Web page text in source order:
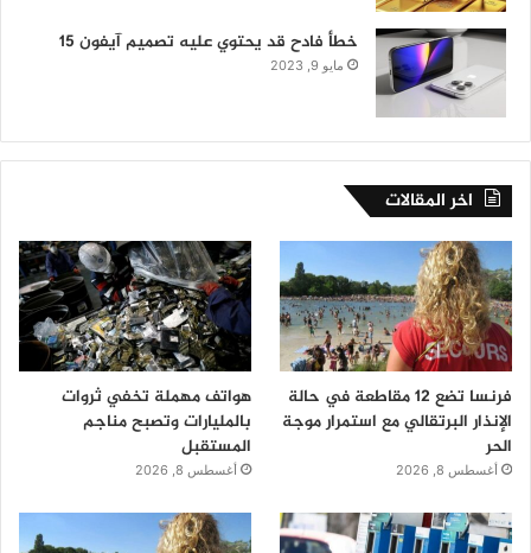
خطأ فادح قد يحتوي عليه تصميم آيفون 15
مايو 9, 2023
اخر المقالات
فرنسا تضع 12 مقاطعة في حالة
الإنذار البرتقالي مع استمرار موجة
الحر
أغسطس 8, 2026
هواتف مهملة تخفي ثروات
بالمليارات وتصبح مناجم
المستقبل
أغسطس 8, 2026